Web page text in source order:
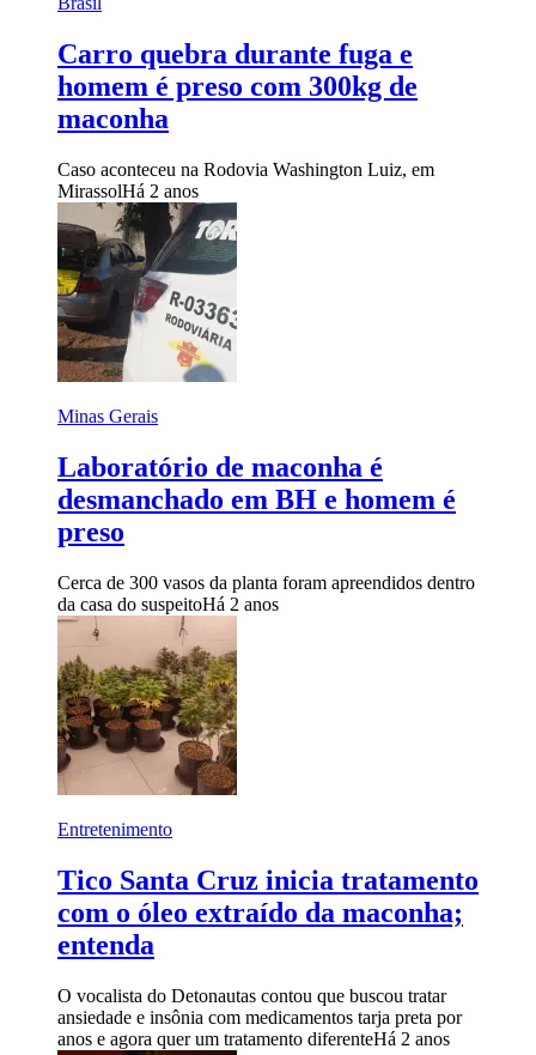
Carro quebra durante fuga e
homem é preso com 300kg de
maconha
Caso aconteceu na Rodovia Washington Luiz, em
MirassolHá 2 anos
Minas Gerais
Laboratório de maconha é
desmanchado em BH e homem é
preso
Cerca de 300 vasos da planta foram apreendidos dentro
da casa do suspeitoHá 2 anos
Entretenimento
Tico Santa Cruz inicia tratamento
com o óleo extraído da maconha;
entenda
O vocalista do Detonautas contou que buscou tratar
ansiedade e insônia com medicamentos tarja preta por
anos e agora quer um tratamento diferenteHá 2 anos